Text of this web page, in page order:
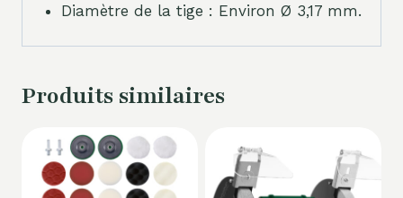
Diamètre de la tige : Environ Ø 3,17 mm.
Produits similaires